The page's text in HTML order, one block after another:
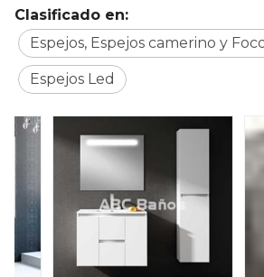
Clasificado en:
Espejos, Espejos camerino y
Espejos Led